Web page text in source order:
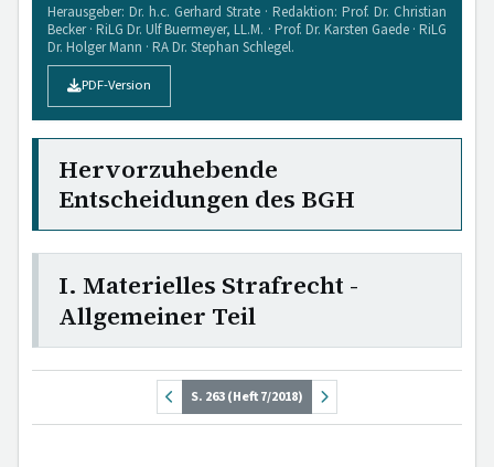
Herausgeber: Dr. h.c. Gerhard Strate · Redaktion: Prof. Dr. Christian
Becker · RiLG Dr. Ulf Buermeyer, LL.M. · Prof. Dr. Karsten Gaede · RiLG
Dr. Holger Mann · RA Dr. Stephan Schlegel.
PDF-Version
Hervorzuhebende
Entscheidungen des BGH
I. Materielles Strafrecht -
Allgemeiner Teil
S. 263 (Heft 7/2018)